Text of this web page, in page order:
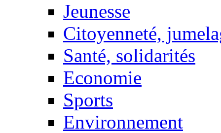
Jeunesse
Citoyenneté,
Santé, solidarités
Economie
Sports
Environnement